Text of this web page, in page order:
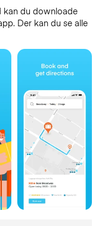
kan du downloade
Der kan du se alle